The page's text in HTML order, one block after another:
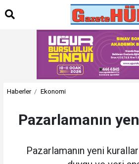
Haberler Ekonomi
Pazarlamanın
Pazarlamanın yeni